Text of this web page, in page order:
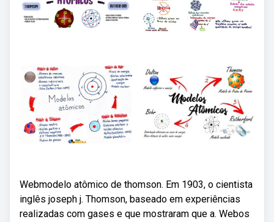
Webmodelo atômico de thomson. Em 1903, o cientista
inglês joseph j. Thomson, baseado em experiências
realizadas com gases e que mostraram que a. Webos